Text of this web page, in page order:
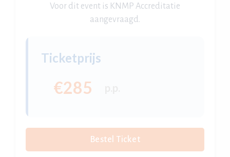
Voor dit event is KNMP Accreditatie
aangevraagd.
Ticketprijs
€285
Bestel Ticket